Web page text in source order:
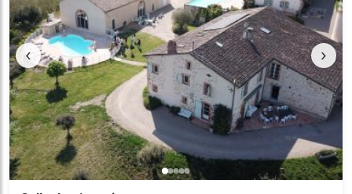
‹ ›